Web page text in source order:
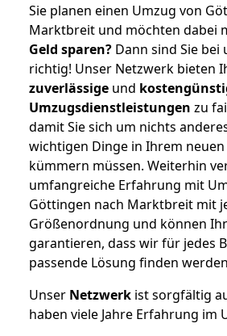
Sie planen einen Umzug von
Marktbreit und möchten dabei
Geld sparen? Dann sind Sie bei
richtig! Unser Netzwerk bieten
zuverlässige und
Umzugsdienstleistungen zu
damit Sie sich um nichts
wichtigen Dinge in Ihrem neuen
kümmern müssen. Weiterhin
umfangreiche Erfahrung mit
Göttingen nach Marktbreit mit
Größenordnung und können
garantieren, dass wir für jedes
passende Lösung finden
Unser Netzwerk ist sorgfältig
haben viele Jahre Erfahrung im